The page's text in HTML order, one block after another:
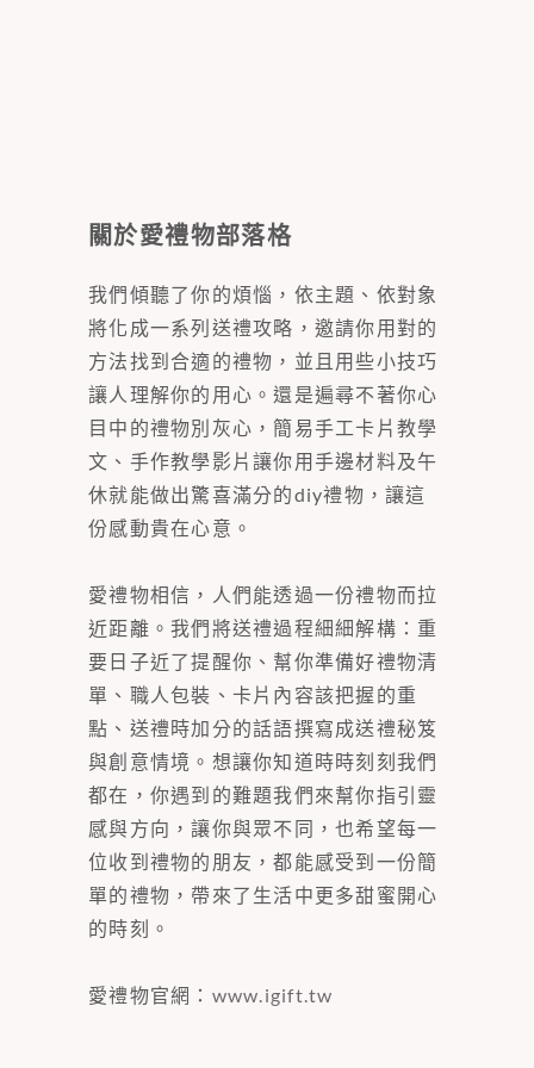
關於愛禮物部落格
我們傾聽了你的煩惱，依主題、依對象
將化成一系列送禮攻略，邀請你用對的
方法找到合適的禮物，並且用些小技巧
讓人理解你的用心。還是遍尋不著你心
目中的禮物別灰心，簡易手工卡片教學
文、手作教學影片讓你用手邊材料及午
休就能做出驚喜滿分的diy禮物，讓這
份感動貴在心意。
愛禮物相信，人們能透過一份禮物而拉
近距離。我們將送禮過程細細解構：重
要日子近了提醒你、幫你準備好禮物清
單、職人包裝、卡片內容該把握的重
點、送禮時加分的話語撰寫成送禮秘笈
與創意情境。想讓你知道時時刻刻我們
都在，你遇到的難題我們來幫你指引靈
感與方向，讓你與眾不同，也希望每一
位收到禮物的朋友，都能感受到一份簡
單的禮物，帶來了生活中更多甜蜜開心
的時刻。
愛禮物官網： www.igift.tw